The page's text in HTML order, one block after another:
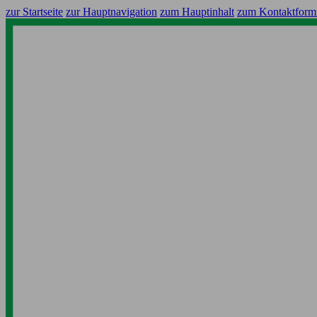
zur Startseite zur Hauptnavigation zum Hauptinhalt zum